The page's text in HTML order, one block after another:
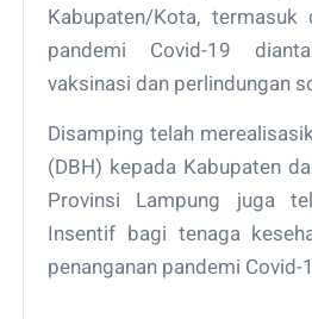
Kabupaten/Kota, termasuk
pandemi Covid-19
vaksinasi dan perlindungan
Disamping telah
(DBH) kepada Kabupaten
Provinsi Lampung juga
Insentif bagi tenaga
penanganan pandemi Covid-